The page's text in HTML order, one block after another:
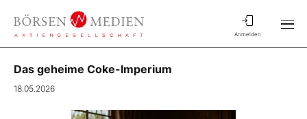
Anmelden
Das geheime Coke-Imperium
18.05.2026